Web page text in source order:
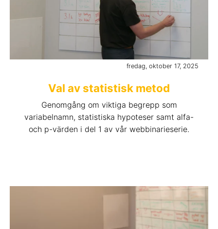
fredag, oktober 17, 2025
Val av statistisk metod
Genomgång om viktiga begrepp som
variabelnamn, statistiska hypoteser samt alfa-
och p-värden i del 1 av vår webbinarieserie.